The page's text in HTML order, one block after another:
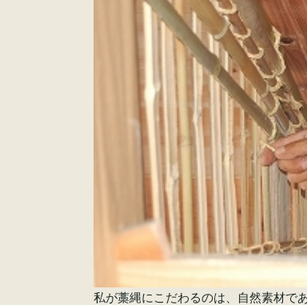
私が藁縄にこだわるのは、自然素材で